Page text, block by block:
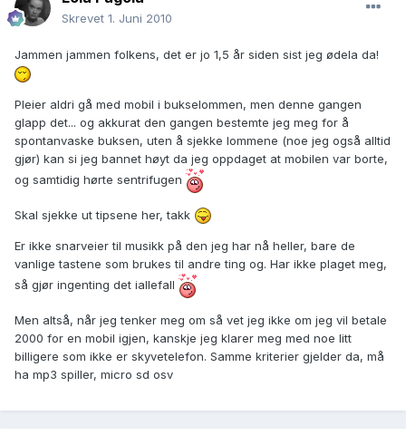
Skrevet 1. Juni 2010
Jammen jammen folkens, det er jo 1,5 år siden sist jeg ødela da!
Pleier aldri gå med mobil i bukselommen, men denne gangen
glapp det... og akkurat den gangen bestemte jeg meg for å
spontanvaske buksen, uten å sjekke lommene (noe jeg også alltid
gjør) kan si jeg bannet høyt da jeg oppdaget at mobilen var borte,
og samtidig hørte sentrifugen
Skal sjekke ut tipsene her, takk
Er ikke snarveier til musikk på den jeg har nå heller, bare de
vanlige tastene som brukes til andre ting og. Har ikke plaget meg,
så gjør ingenting det iallefall
Men altså, når jeg tenker meg om så vet jeg ikke om jeg vil betale
2000 for en mobil igjen, kanskje jeg klarer meg med noe litt
billigere som ikke er skyvetelefon. Samme kriterier gjelder da, må
ha mp3 spiller, micro sd osv